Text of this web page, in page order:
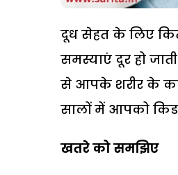
दूध सेहत के लिए
समस्याएं दूर हो
से आपके शरीर के कई
सालों में आपको
खतरे को समझिए